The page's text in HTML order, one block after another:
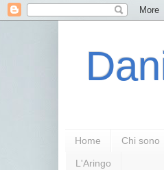
Home Chi sono
L'Aringo